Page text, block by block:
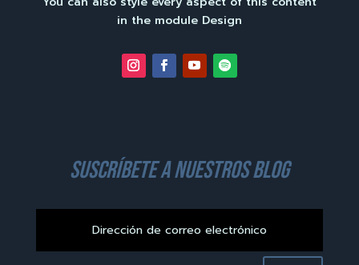
in the module Design
suscríbete a nuestros blog